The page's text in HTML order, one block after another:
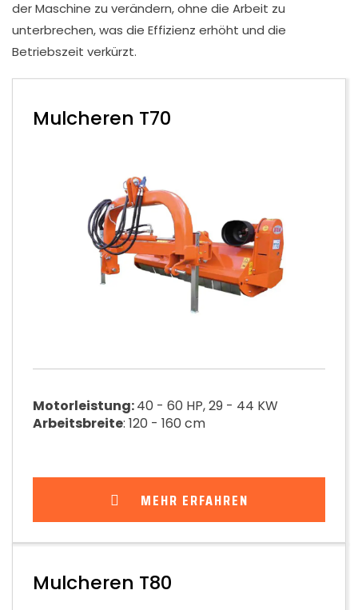
der Maschine zu verändern, ohne die Arbeit zu
unterbrechen, was die Effizienz erhöht und die
Betriebszeit verkürzt.
Mulcheren T70
Motorleistung:40 - 60 HP, 29 - 44 KW
Arbeitsbreite: 120 - 160 cm
MEHR ERFAHREN
Mulcheren T80